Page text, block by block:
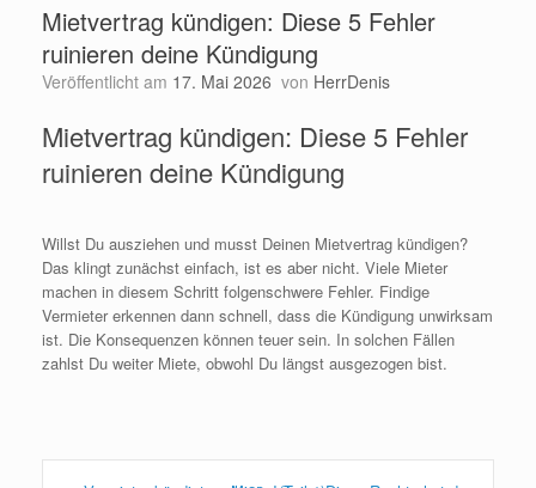
Mietvertrag kündigen: Diese 5 Fehler
ruinieren deine Kündigung
Veröffentlicht am 17. Mai 2026 von HerrDenis
Mietvertrag kündigen: Diese 5 Fehler
ruinieren deine Kündigung
Willst Du ausziehen und musst Deinen Mietvertrag kündigen?
Das klingt zunächst einfach, ist es aber nicht. Viele Mieter
machen in diesem Schritt folgenschwere Fehler. Findige
Vermieter erkennen dann schnell, dass die Kündigung unwirksam
ist. Die Konsequenzen können teuer sein. In solchen Fällen
zahlst Du weiter Miete, obwohl Du längst ausgezogen bist.